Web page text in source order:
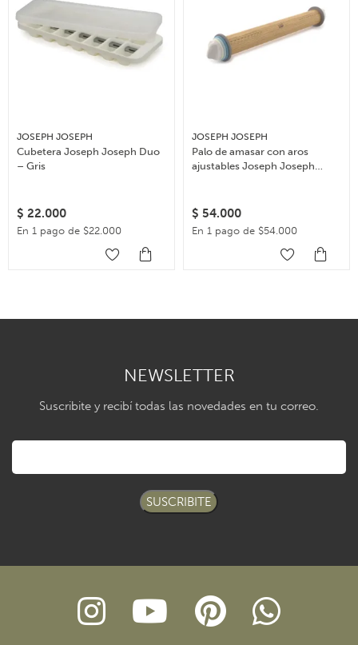
JOSEPH JOSEPH
Cubetera Joseph Joseph Duo
– Gris
$ 22.000
En 1 pago de $22.000
JOSEPH JOSEPH
Palo de amasar con aros
ajustables Joseph Joseph
$ 54.000
En 1 pago de $54.000
NEWSLETTER
Suscribite y recibí todas las novedades en tu correo.
SUSCRIBITE